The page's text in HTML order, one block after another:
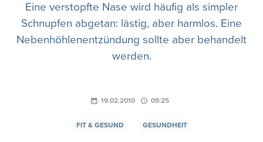
Eine verstopfte Nase wird häufig als simpler
Schnupfen abgetan: lästig, aber harmlos. Eine
Nebenhöhlenentzündung sollte aber behandelt
werden.
19.02.2010 09:25
FIT & GESUND GESUNDHEIT